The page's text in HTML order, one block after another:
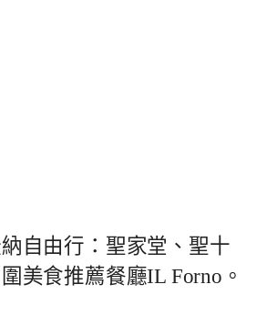
自由行：聖家堂、聖十
美食推薦餐廳IL Forno。